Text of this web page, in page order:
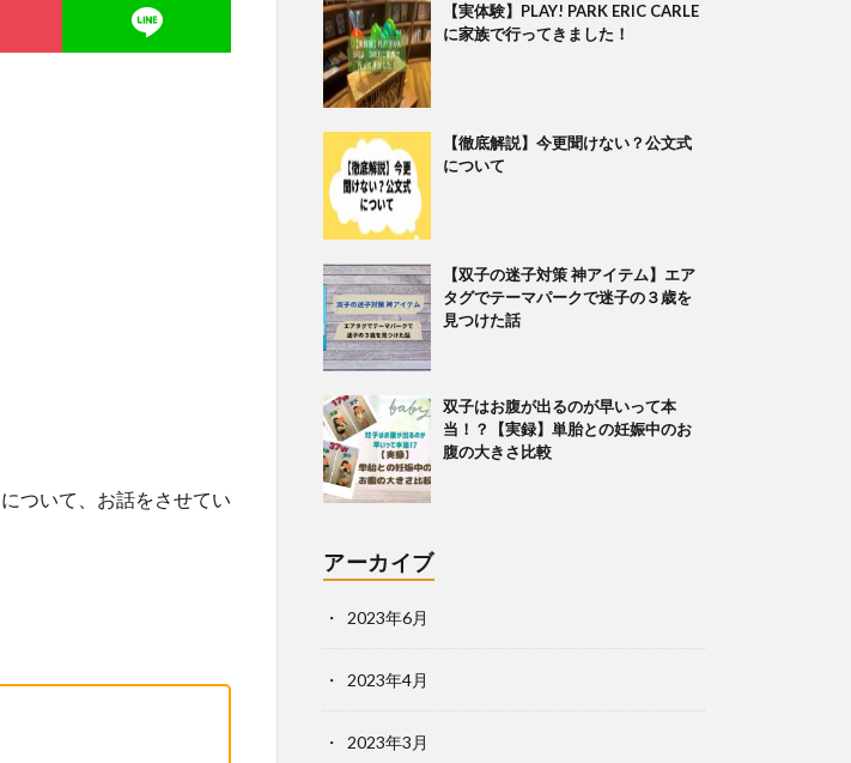
について、お話をさせてい
【実体験】PLAY! PARK ERIC CARLE
に家族で行ってきました！
【徹底解説】今更聞けない？公文式
について
【双子の迷子対策 神アイテム】エア
タグでテーマパークで迷子の３歳を
見つけた話
双子はお腹が出るのが早いって本
当！？【実録】単胎との妊娠中のお
腹の大きさ比較
アーカイブ
2023年6月
2023年4月
2023年3月